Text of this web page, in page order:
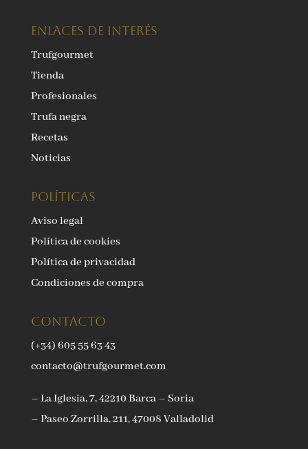
ENLACES DE INTERÉS
Trufgourmet
Tienda
Profesionales
Trufa negra
Recetas
Noticias
Políticas
Aviso legal
Política de cookies
Política de privacidad
Condiciones de compra
Contacto
(+34) 605 55 63 43
contacto@trufgourmet.com
– La Iglesia, 7, 42210 Barca – Soria
– Paseo Zorrilla, 211, 47008 Valladolid